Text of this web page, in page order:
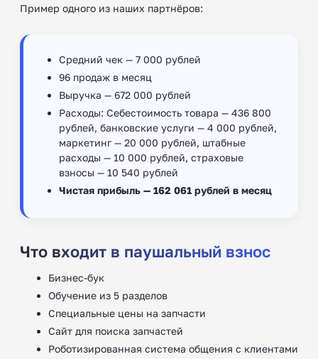
Пример одного из наших партнёров:
Средний чек — 7 000 рублей
96 продаж в месяц
Выручка — 672 000 рублей
Расходы: Себестоимость товара — 436 800
рублей, банковские услуги — 4 000 рублей,
маркетинг — 20 000 рублей, штабные
расходы — 10 000 рублей, страховые
взносы — 10 540 рублей
Чистая прибыль — 162 061 рублей в месяц
Что входит в паушальный взнос
Бизнес-бук
Обучение из 5 разделов
Специальные цены на запчасти
Сайт для поиска запчастей
Роботизированная система общения с клиентами